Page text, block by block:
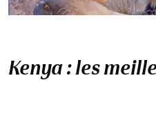
Kenya : les